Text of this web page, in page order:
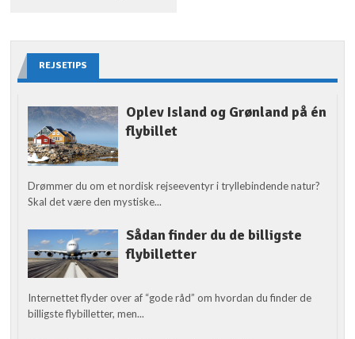
REJSETIPS
Oplev Island og Grønland på én
flybillet
Drømmer du om et nordisk rejseeventyr i tryllebindende natur?
Skal det være den mystiske...
Sådan finder du de billigste
flybilletter
Internettet flyder over af “gode råd” om hvordan du finder de
billigste flybilletter, men...